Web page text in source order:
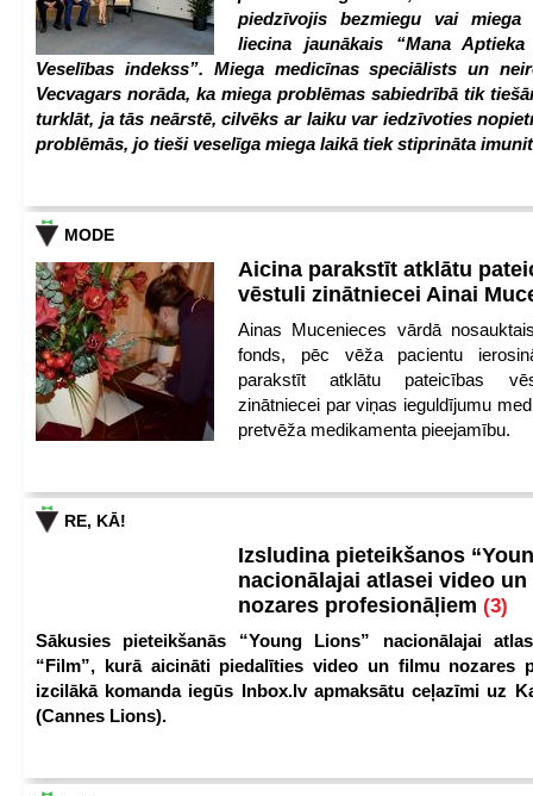
piedzīvojis bezmiegu vai miega
liecina jaunākais “Mana
Veselības indekss”. Miega medicīnas speciālists un
Vecvagars norāda, ka miega problēmas sabiedrībā tik
turklāt, ja tās neārstē, cilvēks ar laiku var iedzīvoties
problēmās, jo tieši veselīga miega laikā tiek stiprināta
MODE
Aicina parakstīt atklātu
vēstuli zinātniecei Ainai
Ainas Mucenieces vārdā
fonds, pēc vēža pacientu
parakstīt atklātu pateicības
zinātniecei par viņas ieguldījumu
pretvēža medikamenta pieejamību.
RE, KĀ!
Izsludina pieteikšanos
nacionālajai atlasei video
nozares profesionāļiem (3)
Sākusies pieteikšanās “Young Lions” nacionālajai
“Film”, kurā aicināti piedalīties video un filmu nozares
izcilākā komanda iegūs Inbox.lv apmaksātu ceļazīmi uz
(Cannes Lions).